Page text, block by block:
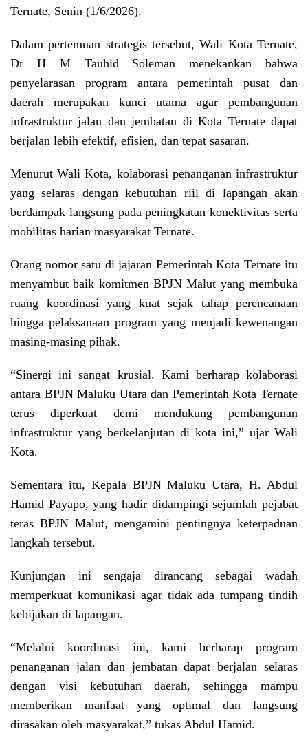
Ternate, Senin (1/6/2026).
Dalam pertemuan strategis tersebut, Wali Kota Ternate,
Dr H M Tauhid Soleman menekankan bahwa
penyelarasan program antara pemerintah pusat dan
daerah merupakan kunci utama agar pembangunan
infrastruktur jalan dan jembatan di Kota Ternate dapat
berjalan lebih efektif, efisien, dan tepat sasaran.
Menurut Wali Kota, kolaborasi penanganan infrastruktur
yang selaras dengan kebutuhan riil di lapangan akan
berdampak langsung pada peningkatan konektivitas serta
mobilitas harian masyarakat Ternate.
Orang nomor satu di jajaran Pemerintah Kota Ternate itu
menyambut baik komitmen BPJN Malut yang membuka
ruang koordinasi yang kuat sejak tahap perencanaan
hingga pelaksanaan program yang menjadi kewenangan
masing-masing pihak.
“Sinergi ini sangat krusial. Kami berharap kolaborasi
antara BPJN Maluku Utara dan Pemerintah Kota Ternate
terus diperkuat demi mendukung pembangunan
infrastruktur yang berkelanjutan di kota ini,” ujar Wali
Kota.
Sementara itu, Kepala BPJN Maluku Utara, H. Abdul
Hamid Payapo, yang hadir didampingi sejumlah pejabat
teras BPJN Malut, mengamini pentingnya keterpaduan
langkah tersebut.
Kunjungan ini sengaja dirancang sebagai wadah
memperkuat komunikasi agar tidak ada tumpang tindih
kebijakan di lapangan.
“Melalui koordinasi ini, kami berharap program
penanganan jalan dan jembatan dapat berjalan selaras
dengan visi kebutuhan daerah, sehingga mampu
memberikan manfaat yang optimal dan langsung
dirasakan oleh masyarakat,” tukas Abdul Hamid.